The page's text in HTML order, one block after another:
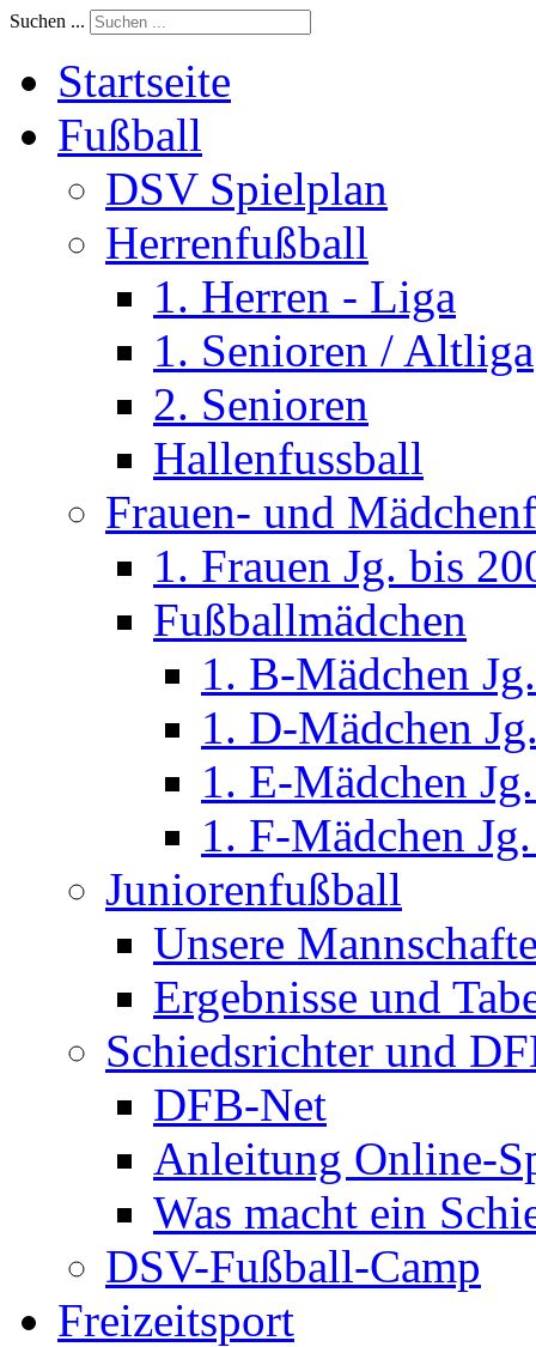
Suchen ...
Startseite
Fußball
DSV Spielplan
Herrenfußball
1. Herren - Liga
1. Senioren / Altliga
2. Senioren
Hallenfussball
Frauen- und
1. Frauen Jg. bis
Fußballmädchen
1. B-Mädchen
1. D-Mädchen
1. E-Mädchen
1. F-Mädchen
Juniorenfußball
Unsere
Ergebnisse und
Schiedsrichter und
DFB-Net
Anleitung Online-
Was macht ein
DSV-Fußball-Camp
Freizeitsport